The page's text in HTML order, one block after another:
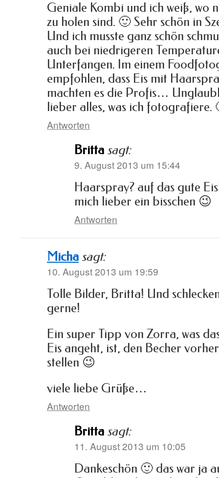
Geniale Kombi und ich weiß, wo
zu holen sind. 🙂 Sehr schön in
Und ich musste ganz schön
auch bei niedrigeren
Unterfangen. Im einem
empfohlen, dass Eis mit
machten es die Profis…
lieber alles, was ich fotografiere.
Antworten
Britta sagt:
9. August 2013 um 15:44
Haarspray? auf das gute
mich lieber ein bisschen 😉
Antworten
Micha sagt:
10. August 2013 um 19:59
Tolle Bilder, Britta! Und
gerne!
Ein super Tipp von Zorra, was
Eis angeht, ist, den Becher
stellen 😉
viele liebe Grüße…
Antworten
Britta sagt:
11. August 2013 um 10:05
Dankeschön 🙂 das war ja